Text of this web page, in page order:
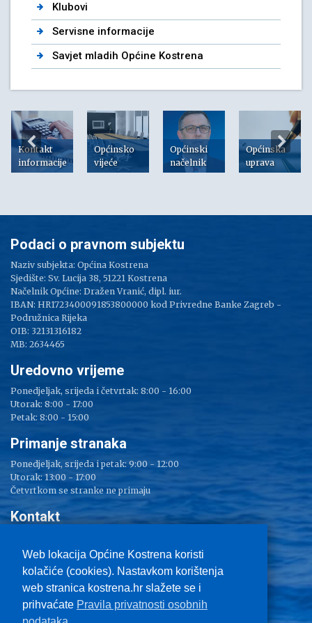
Klubovi
Servisne informacije
Savjet mladih Općine Kostrena
Kontakt
informacije
Općinsko
vijeće
Općinski
načelnik
Općinska
uprava
Web lokacija Općine Kostrena koristi
kolačiće (cookies). Nastavkom korištenja
web stranica kostrena.hr slažete se i
prihvaćate Pravila privatnosti osobnih
Podaci o pravnom subjektu
Naziv subjekta: Općina Kostrena
Sjedište: Sv. Lucija 38, 51221 Kostrena
Načelnik Općine: Dražen Vranić, dipl. iur.
IBAN: HR1723400091853800000 kod Privredne Banke Zagreb -
Podružnica Rijeka
OIB: 32131316182
MB: 2634465
Uredovno vrijeme
Ponedjeljak, srijeda i četvrtak: 8:00 - 16:00
Utorak: 8:00 - 17:00
Petak: 8:00 - 15:00
Primanje stranaka
Ponedjeljak, srijeda i petak: 9:00 - 12:00
Utorak: 13:00 - 17:00
Četvrtkom se stranke ne primaju
Kontakt
Tel: 051/ 209 000
Fax: 051/ 289 400
E-mail:kostrena@kostrena.hr
Kontakt informacije